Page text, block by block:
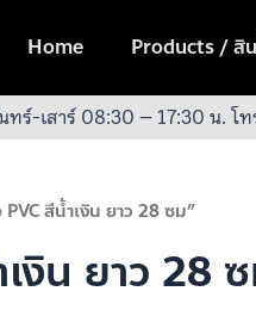
Home Products / สิ
ทร์-เสาร์ 08:30 – 17:30 น.โ
สีน้ำเงิน ยาว 28 ซม”
งิน ยาว 28